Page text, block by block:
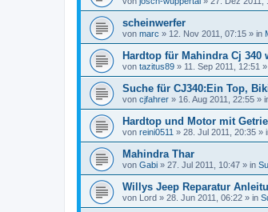
scheinwerfer
von marc » 12. Nov 2011, 07:15 » in
Hardtop für Mahindra Cj 340
von tazitus89 » 11. Sep 2011, 12:51
Suche für CJ340:Ein Top,
von cjfahrer » 16. Aug 2011, 22:55 »
Hardtop und Motor mit
von reini0511 » 28. Jul 2011, 20:35 »
Mahindra Thar
von Gabi » 27. Jul 2011, 10:47 » in
Willys Jeep Reparatur
von Lord » 28. Jun 2011, 06:22 » in